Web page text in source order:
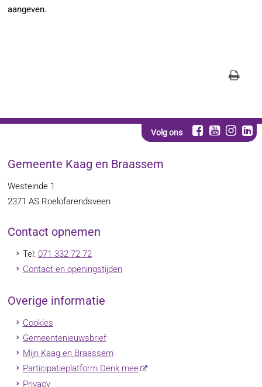
aangeven.
Volg ons
Gemeente Kaag en Braassem
Westeinde 1
2371 AS Roelofarendsveen
Contact opnemen
Tel: 071 332 72 72
Contact en openingstijden
Overige informatie
Cookies
Gemeentenieuwsbrief
Mijn Kaag en Braassem
Participatieplatform Denk mee
Privacy